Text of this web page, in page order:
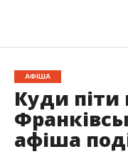
АФІША
Куди піти
афіша